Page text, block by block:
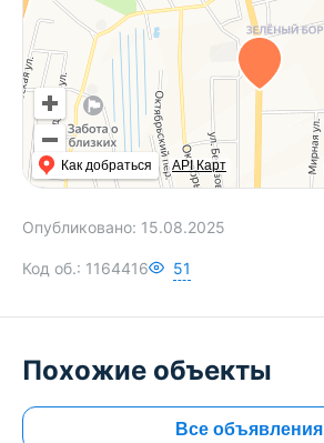
Как добраться API Карт
Опубликовано: 15.08.2025
Код об.: 1164416 51
Похожие объекты
Все объявления